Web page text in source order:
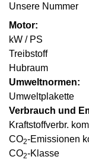
Unsere Nummer
Motor:
kW / PS
Treibstoff
Hubraum
Umweltnormen:
Umweltplakette
Verbrauch und
Kraftstoffverbr.
CO2-Emissionen
CO2-Klasse